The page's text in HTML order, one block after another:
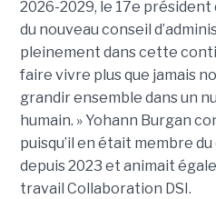
2026-2029, le 17e président
du nouveau conseil
pleinement dans cette
faire vivre plus que jamais
grandir ensemble dans un
humain. »Yohann Burgan
puisqu’il en était membre
depuis 2023 et animait
travail Collaboration DSI.